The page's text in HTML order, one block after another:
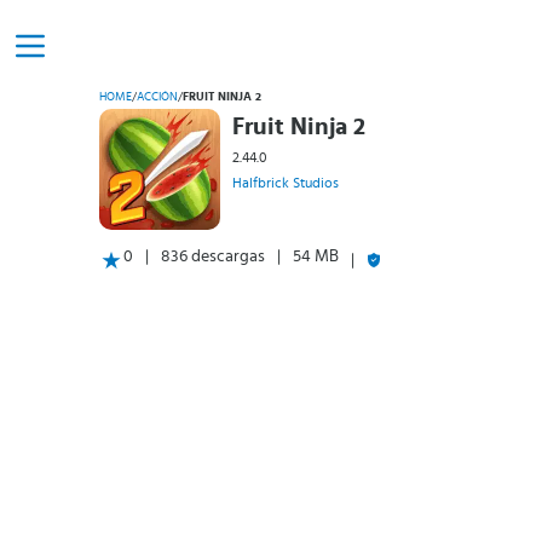
HOME/ACCIÓN/ FRUIT NINJA 2
Fruit Ninja 2
2.44.0
Halfbrick Studios
0 836 descargas 54 MB